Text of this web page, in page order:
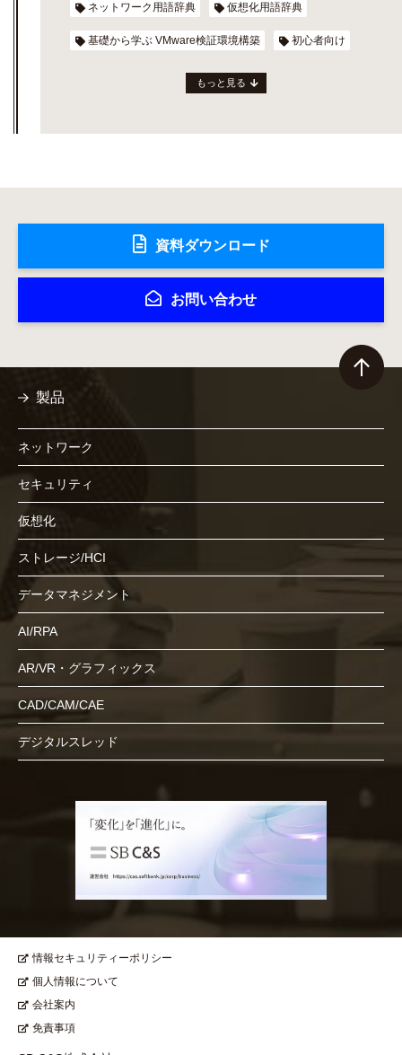
ネットワーク用語辞典 仮想化用語辞典
基礎から学ぶ VMware検証環境構築 初心者向け
もっと見る
資料ダウンロード
お問い合わせ
製品
ネットワーク
セキュリティ
仮想化
ストレージ/HCI
データマネジメント
AI/RPA
AR/VR・グラフィックス
CAD/CAM/CAE
デジタルスレッド
情報セキュリティーポリシー
個人情報について
会社案内
免責事項